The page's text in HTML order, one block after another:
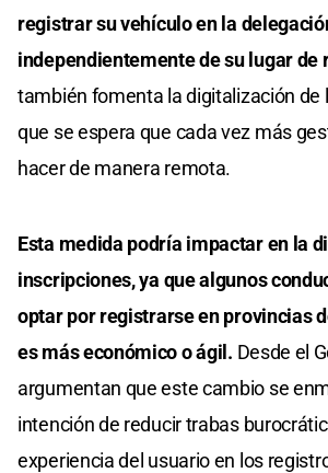
registrar su vehículo en la
independientemente de su lugar de
también fomenta la digitalización de
que se espera que cada vez más
hacer de manera remota.
Esta medida podría impactar en la
inscripciones, ya que algunos
optar por registrarse en provincias
es más económico o ágil. Desde el
argumentan que este cambio se
intención de reducir trabas
experiencia del usuario en los